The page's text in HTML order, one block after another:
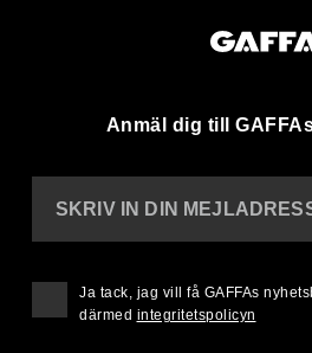
Anmäl dig till
SKRIV IN DIN
Ja tack, jag vill få GAFFAs
därmed integritetspolicyn